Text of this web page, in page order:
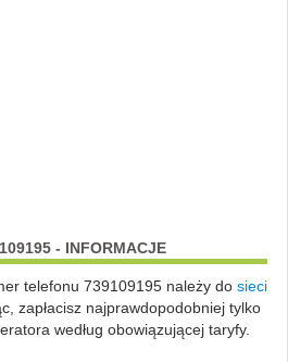
- INFORMACJE
telefonu 739109195 należy do sieci
zapłacisz najprawdopodobniej tylko
według obowiązującej taryfy.